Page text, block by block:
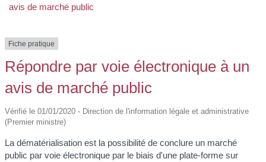
avis de marché public
Fiche pratique
Répondre par voie électronique à un
avis de marché public
Vérifié le 01/01/2020 - Direction de l'information légale et administrative
(Premier ministre)
La dématérialisation est la possibilité de conclure un marché
public par voie électronique par le biais d'une plate-forme sur